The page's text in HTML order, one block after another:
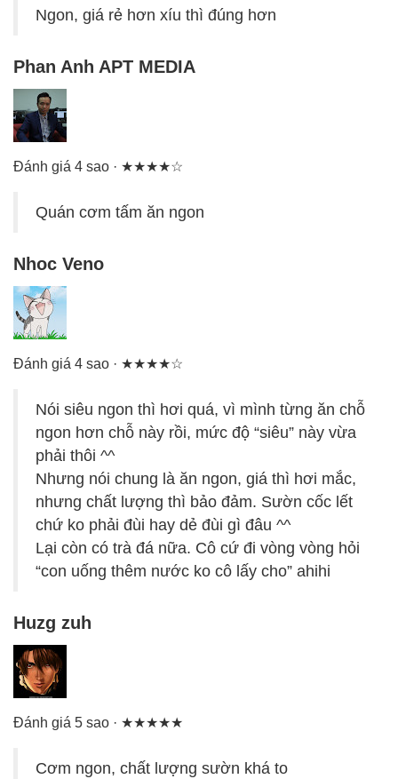
Ngon, giá rẻ hơn xíu thì đúng hơn
Phan Anh APT MEDIA
Đánh giá 4 sao · ★★★★☆
Quán cơm tấm ăn ngon
Nhoc Veno
Đánh giá 4 sao · ★★★★☆
Nói siêu ngon thì hơi quá, vì mình từng ăn chỗ
ngon hơn chỗ này rồi, mức độ “siêu” này vừa
phải thôi ^^
Nhưng nói chung là ăn ngon, giá thì hơi mắc,
nhưng chất lượng thì bảo đảm. Sườn cốc lết
chứ ko phải đùi hay dẻ đùi gì đâu ^^
Lại còn có trà đá nữa. Cô cứ đi vòng vòng hỏi
“con uống thêm nước ko cô lấy cho” ahihi
Huzg zuh
Đánh giá 5 sao · ★★★★★
Cơm ngon, chất lượng sườn khá to